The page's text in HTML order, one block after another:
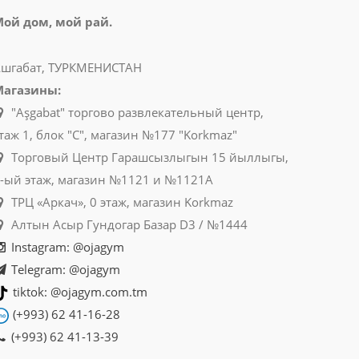
дом, мой рай.
ТУРКМЕНИСТАН
"Aşgabat" торгово развлекательный центр,
1, блок "C", магазин №177 "Korkmaz"
Торговый Центр Гарашсызлыгын 15 йыллыгы,
ый этаж, магазин №1121 и №1121A
ТРЦ «Аркач», 0 этаж, магазин Korkmaz
Алтын Асыр Гундогар Базар D3 / №1444
Instagram: @ojagym
Telegram: @ojagym
tiktok: @ojagym.com.tm
(+993) 62 41-16-28
(+993) 62 41-13-39